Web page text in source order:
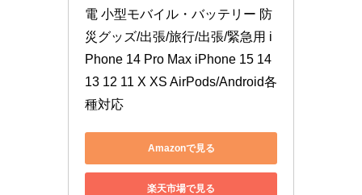
電 小型モバイル・バッテリー 防
災グッズ/出張/旅行/出張/緊急用 i
Phone 14 Pro Max iPhone 15 14
13 12 11 X XS AirPods/Android各
種対応
Amazonで見る
楽天市場で見る